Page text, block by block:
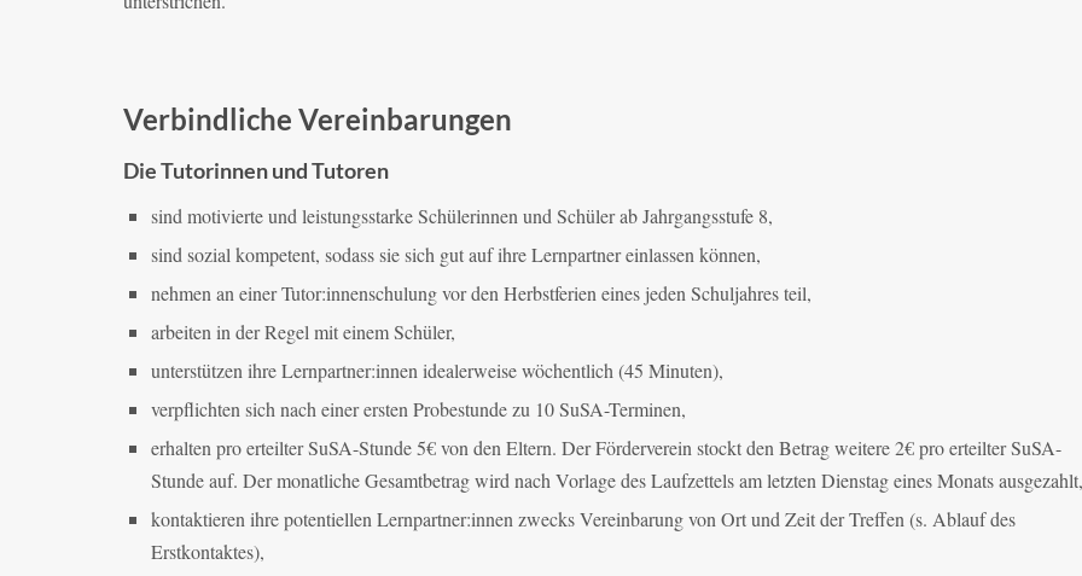
Verbindliche Vereinbarungen
Die Tutorinnen und Tutoren
sind motivierte und leistungsstarke Schülerinnen und Schüler ab Jahrgangsstufe 8,
sind sozial kompetent, sodass sie sich gut auf ihre Lernpartner einlassen können,
nehmen an einer Tutor:innenschulung vor den Herbstferien eines jeden Schuljahres teil,
arbeiten in der Regel mit einem Schüler,
unterstützen ihre Lernpartner:innen idealerweise wöchentlich (45 Minuten),
verpflichten sich nach einer ersten Probestunde zu 10 SuSA-Terminen,
erhalten pro erteilter SuSA-Stunde 5€ von den Eltern. Der Förderverein stockt den Betrag weitere 2€ pro erteilter SuSA-
Stunde auf. Der monatliche Gesamtbetrag wird nach Vorlage des Laufzettels am letzten Dienstag eines Monats ausgezahlt,
kontaktieren ihre potentiellen Lernpartner:innen zwecks Vereinbarung von Ort und Zeit der Treffen (s. Ablauf des
Erstkontaktes),